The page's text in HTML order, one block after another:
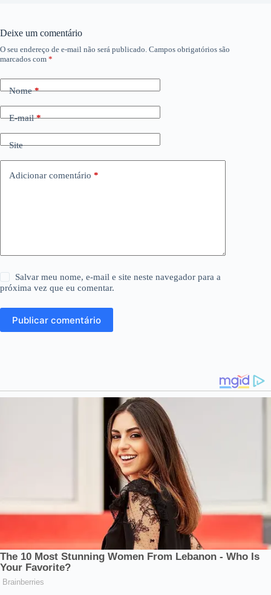
Deixe um comentário
O seu endereço de e-mail não será publicado. Campos obrigatórios são
marcados com *
Nome*
E-mail*
Site
Adicionar comentário *
Salvar meu nome, e-mail e site neste navegador para a
próxima vez que eu comentar.
Publicar comentário